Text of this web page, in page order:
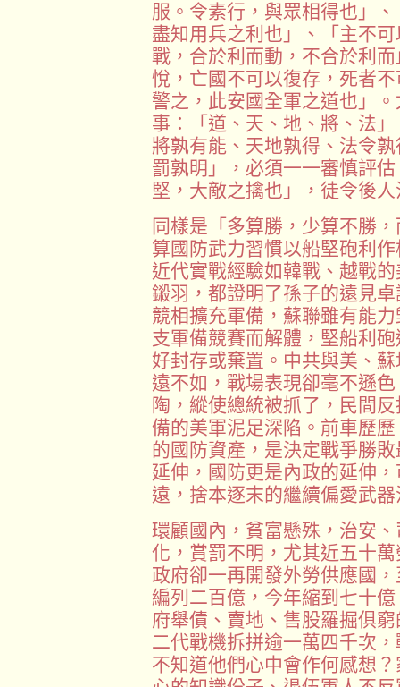
服。令素行，與眾相得也」
盡知用兵之利也」、「主不
戰，合於利而動，不合於利
悅，亡國不可以復存，死者
警之，此安國全軍之道也」
事：「道、天、地、將、法
將孰有能、天地孰得、法令
罰孰明」，必須一一審慎評
堅，大敵之擒也」，徒令後
同樣是「多算勝，少算不勝
算國防武力習慣以船堅砲利
近代實戰經驗如韓戰、越戰
鎩羽，都證明了孫子的遠見
競相擴充軍備，蘇聯雖有能
支軍備競賽而解體，堅船利
好封存或棄置。中共與美、
遠不如，戰場表現卻毫不遜
陶，縱使總統被抓了，民間
備的美軍泥足深陷。前車歷
的國防資產，是決定戰爭勝
延伸，國防更是內政的延伸
遠，捨本逐末的繼續偏愛武
環顧國內，貧富懸殊，治安
化，賞罰不明，尤其近五十
政府卻一再開發外勞供應國
編列二百億，今年縮到七十
府舉債、賣地、售股羅掘俱
二代戰機拆拼逾一萬四千次
不知道他們心中會作何感想